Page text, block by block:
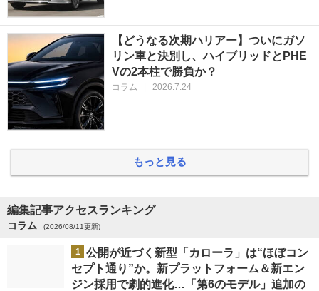
【どうなる次期ハリアー】ついにガソ
リン車と決別し、ハイブリッドとPHE
Vの2本柱で勝負か？
コラム | 2026.7.24
もっと見る
編集記事アクセスランキング
コラム (2026/08/11更新)
1
公開が近づく新型「カローラ」は“ほぼコン
セプト通り”か。新プラットフォーム＆新エン
ジン採用で劇的進化…「第6のモデル」追加の